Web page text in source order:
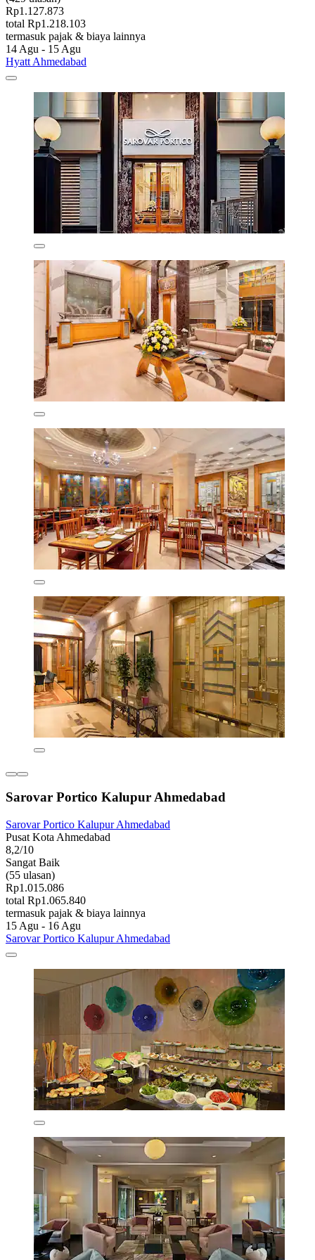
Rp1.127.873
total Rp1.218.103
termasuk pajak & biaya lainnya
14 Agu - 15 Agu
Hyatt Ahmedabad
Sarovar Portico Kalupur Ahmedabad
Sarovar Portico Kalupur Ahmedabad
Pusat Kota Ahmedabad
8,2/10
Sangat Baik
(55 ulasan)
Rp1.015.086
total Rp1.065.840
termasuk pajak & biaya lainnya
15 Agu - 16 Agu
Sarovar Portico Kalupur Ahmedabad